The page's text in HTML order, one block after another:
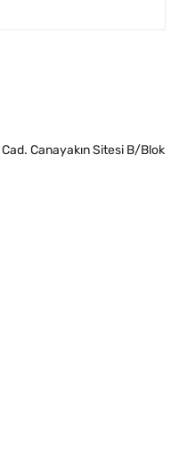
Canayakın Sitesi B/Blok